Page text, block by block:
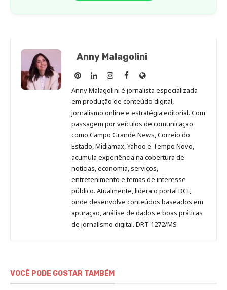
Anny Malagolini
Anny
Malagolini
no
Pinterest
Anny
Malagolini
no
LinkedIn
Anny
Malagolini
no
Instagram
Anny
Malagolini
no
Facebook
Site
de
Anny
Malagolini
Anny Malagolini é jornalista especializada
em produção de conteúdo digital,
jornalismo online e estratégia editorial. Com
passagem por veículos de comunicação
como Campo Grande News, Correio do
Estado, Midiamax, Yahoo e Tempo Novo,
acumula experiência na cobertura de
notícias, economia, serviços,
entretenimento e temas de interesse
público. Atualmente, lidera o portal DCI,
onde desenvolve conteúdos baseados em
apuração, análise de dados e boas práticas
de jornalismo digital. DRT 1272/MS
VOCÊ PODE GOSTAR TAMBÉM